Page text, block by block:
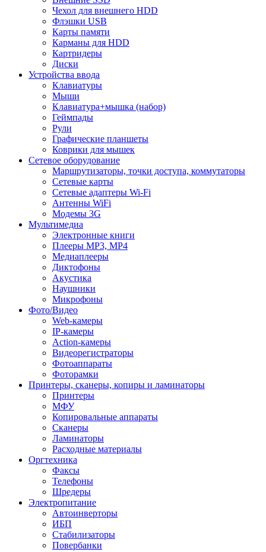
Чехол для внешнего HDD
Флэшки USB
Карты памяти
Карманы для HDD
Картридеры
Диски
Устройства ввода
Клавиатуры
Мыши
Клавиатура+мышка (набор)
Геймпады
Рули
Графические планшеты
Коврики для мышек
Сетевое оборудование
Маршрутизаторы, точки доступа, коммутаторы
Сетевые карты
Сетевые адаптеры Wi-Fi
Антенны WiFi
Модемы 3G
Мультимедиа
Электронные книги
Плееры MP3, MP4
Медиаплееры
Диктофоны
Акустика
Наушники
Микрофоны
Фото/Видео
Web-камеры
IP-камеры
Action-камеры
Видеорегистраторы
Фотоаппараты
Фоторамки
Принтеры, сканеры, копиры и ламинаторы
Принтеры
МФУ
Копировальные аппараты
Сканеры
Ламинаторы
Расходные материалы
Оргтехника
Факсы
Телефоны
Шредеры
Электропитание
Автоинверторы
ИБП
Стабилизаторы
Повербанки